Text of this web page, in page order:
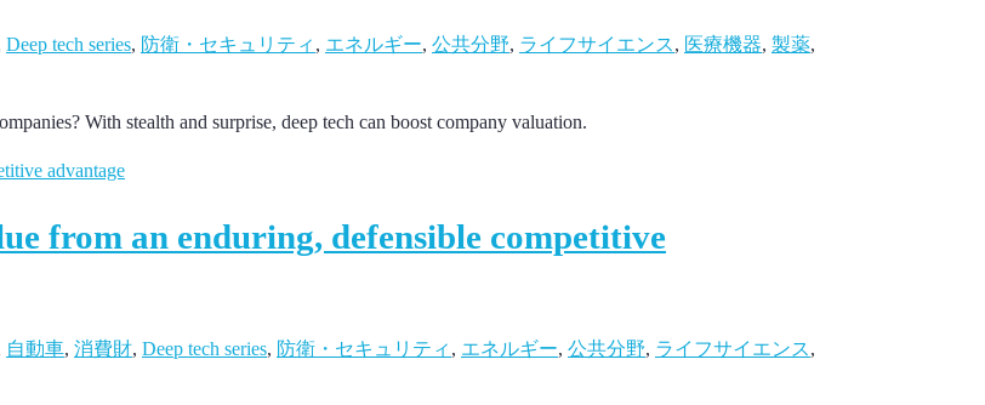
Deep tech series, 防衛・セキュリティ , エネルギー, 公共分野, ライフサイエンス, 医療機器, 製薬,
With stealth and surprise, deep tech can boost company valuation.
from an enduring, defensible competitive
自動車, 消費財, Deep tech series, 防衛・セキュリティ , エネルギー, 公共分野, ライフサイエンス,